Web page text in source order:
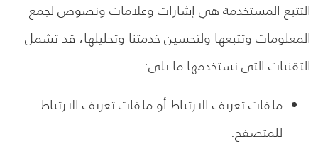
التتبع المستخدمة هي إشارات وعلامات ونصوص لجمع
المعلومات وتتبعها ولتحسين خدمتنا وتحليلها، قد تشمل
التقنيات التي نستخدمها ما يلي:
ملفات تعريف الارتباط أو ملفات تعريف الارتباط
للمتصفح: